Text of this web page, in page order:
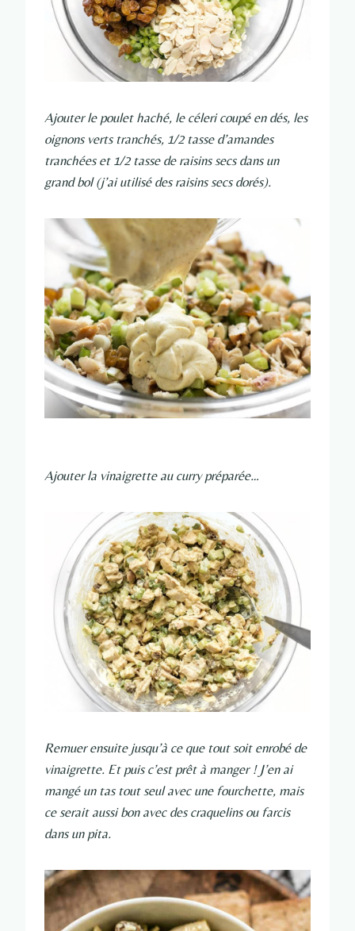
Ajouter le poulet haché, le céleri coupé en dés, les
oignons verts tranchés, 1/2 tasse d’amandes
tranchées et 1/2 tasse de raisins secs dans un
grand bol (j’ai utilisé des raisins secs dorés).
Ajouter la vinaigrette au curry préparée…
Remuer ensuite jusqu’à ce que tout soit enrobé de
vinaigrette. Et puis c’est prêt à manger ! J’en ai
mangé un tas tout seul avec une fourchette, mais
ce serait aussi bon avec des craquelins ou farcis
dans un pita.